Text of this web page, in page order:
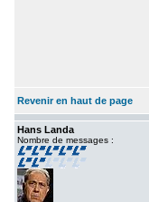
Revenir en haut de page
Hans Landa
Nombre de messages :